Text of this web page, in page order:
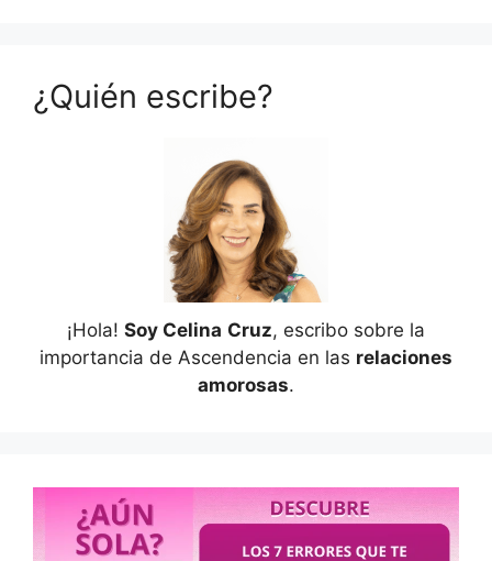
¿Quién escribe?
¡Hola! Soy Celina Cruz, escribo sobre la
importancia de Ascendencia en las relaciones
amorosas.